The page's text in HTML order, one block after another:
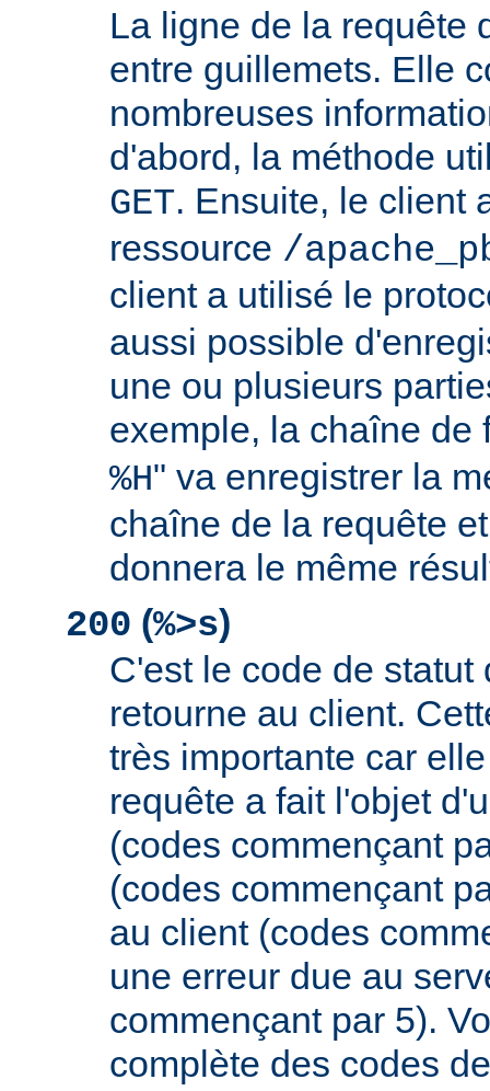
La ligne de la requête
entre guillemets. Elle
nombreuses
d'abord, la méthode
GET. Ensuite, le client
ressource /
client a utilisé le
aussi possible
une ou plusieurs
exemple, la chaîne de
%H" va enregistrer la
chaîne de la requête
donnera le même
200 (%>s)
C'est le code de statut
retourne au client.
très importante car
requête a fait l'objet
(codes commençant
(codes commençant
au client (codes
une erreur due au
commençant par 5).
complète des codes